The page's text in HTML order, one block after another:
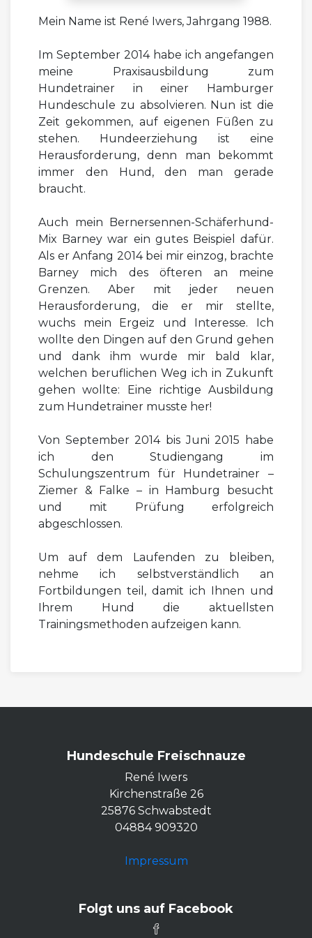
Mein Name ist René Iwers, Jahrgang 1988.
Im September 2014 habe ich angefangen
meine Praxisausbildung zum
Hundetrainer in einer Hamburger
Hundeschule zu absolvieren. Nun ist die
Zeit gekommen, auf eigenen Füßen zu
stehen. Hundeerziehung ist eine
Herausforderung, denn man bekommt
immer den Hund, den man gerade
braucht.
Auch mein Bernersennen-Schäferhund-
Mix Barney war ein gutes Beispiel dafür.
Als er Anfang 2014 bei mir einzog, brachte
Barney mich des öfteren an meine
Grenzen. Aber mit jeder neuen
Herausforderung, die er mir stellte,
wuchs mein Ergeiz und Interesse. Ich
wollte den Dingen auf den Grund gehen
und dank ihm wurde mir bald klar,
welchen beruflichen Weg ich in Zukunft
gehen wollte: Eine richtige Ausbildung
zum Hundetrainer musste her!
Von September 2014 bis Juni 2015 habe
ich den Studiengang im
Schulungszentrum für Hundetrainer –
Ziemer & Falke – in Hamburg besucht
und mit Prüfung erfolgreich
abgeschlossen.
Um auf dem Laufenden zu bleiben,
nehme ich selbstverständlich an
Fortbildungen teil, damit ich Ihnen und
Ihrem Hund die aktuellsten
Trainingsmethoden aufzeigen kann.
Hundeschule Freischnauze
René Iwers
Kirchenstraße 26
25876 Schwabstedt
04884 909320
Impressum
Folgt uns auf Facebook